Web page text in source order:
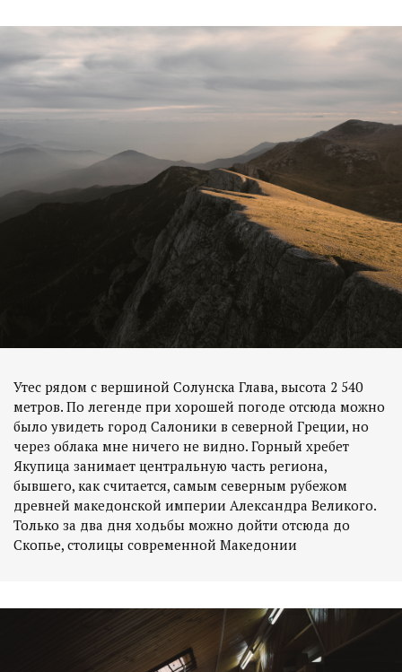
Утес рядом с вершиной Солунска Глава, высота 2 540
метров. По легенде при хорошей погоде отсюда можно
было увидеть город Салоники в северной Греции, но
через облака мне ничего не видно. Горный хребет
Якупица занимает центральную часть региона,
бывшего, как считается, самым северным рубежом
древней македонской империи Александра Великого.
Только за два дня ходьбы можно дойти отсюда до
Скопье, столицы современной Македонии